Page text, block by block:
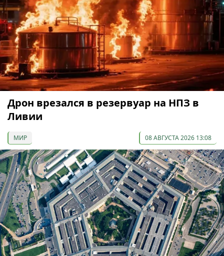
Дрон врезался в резервуар на НПЗ в
Ливии
МИР 08 АВГУСТА 2026 13:08